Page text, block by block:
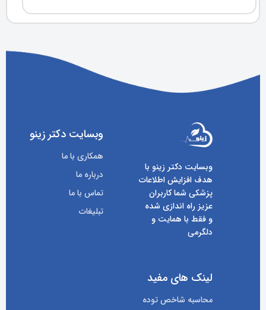
وبسایت دکتر زینو با
هدف افزایش اطلاعات
پزشکی شما کاربران
عزیز راه اندازی شده
و فقط با همایت و
دلگرمی
وبسایت دکتر زینو
همکاری با ما
درباره ما
تماس با ما
تبلیغات
لینک های مفید
محاسبه شاخص توده